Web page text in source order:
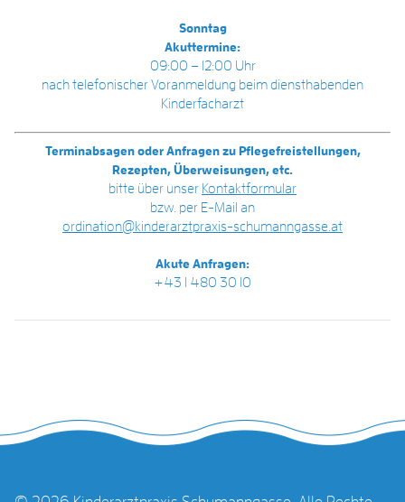
Sonntag
Akuttermine:
09:00 – 12:00 Uhr
nach telefonischer Voranmeldung beim diensthabenden
Kinderfacharzt
Terminabsagen oder Anfragen zu Pflegefreistellungen,
Rezepten, Überweisungen, etc.
bitte über unser Kontaktformular
bzw. per E-Mail an
ordination@kinderarztpraxis-schumanngasse.at
Akute Anfragen:
+43 1 480 30 10